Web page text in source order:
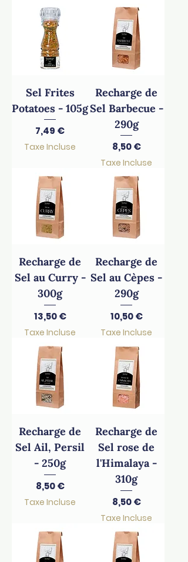
Sel Frites
Potatoes - 105g
Prix
7,49 €
Taxe Incluse
Recharge de
Sel Barbecue -
290g
Prix
8,50 €
Taxe Incluse
Recharge de
Sel au Curry -
300g
Prix
13,50 €
Taxe Incluse
Recharge de
Sel au Cèpes -
290g
Prix
10,50 €
Taxe Incluse
Recharge de
Sel Ail, Persil
- 250g
Prix
8,50 €
Taxe Incluse
Recharge de
Sel rose de
l'Himalaya -
310g
Prix
8,50 €
Taxe Incluse